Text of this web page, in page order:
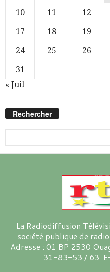
10
11 12
17
18 19
24
25 26
31
« Juil
Rechercher
La Radiodiffusion
société publique de
Adresse : 01 BP 2530
31-83-53 / 63